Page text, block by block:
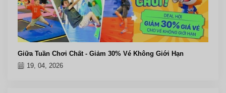
Giữa Tuần Chơi Chất - Giảm 30% Vé Không Giới Hạn
19, 04, 2026